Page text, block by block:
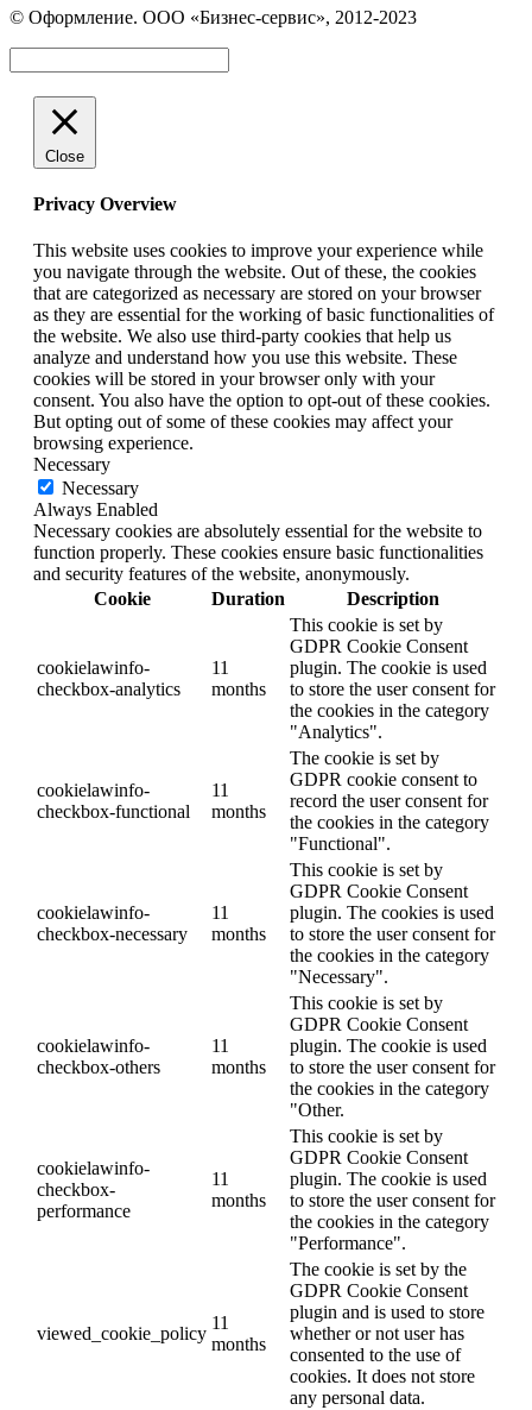
Вконтакте
открывается
в
новом
окне
WhatsApp
открывается
в
новом
окне
Telegram
открывается
в
новом
окне
© Оформление. ООО «Бизнес-сервис», 2012-2023
Close
Privacy Overview
This website uses cookies to improve your experience while
you navigate through the website. Out of these, the cookies
that are categorized as necessary are stored on your browser
as they are essential for the working of basic functionalities of
the website. We also use third-party cookies that help us
analyze and understand how you use this website. These
cookies will be stored in your browser only with your
consent. You also have the option to opt-out of these cookies.
But opting out of some of these cookies may affect your
browsing experience.
Necessary
Necessary
Always Enabled
Necessary cookies are absolutely essential for the website to
function properly. These cookies ensure basic functionalities
and security features of the website, anonymously.
Cookie
Duration Description
cookielawinfo-
checkbox-analytics
11
months
This cookie is set by
GDPR Cookie Consent
plugin. The cookie is used
to store the user consent for
the cookies in the category
"Analytics".
cookielawinfo-
checkbox-functional
11
months
The cookie is set by
GDPR cookie consent to
record the user consent for
the cookies in the category
"Functional".
cookielawinfo-
checkbox-necessary
11
months
This cookie is set by
GDPR Cookie Consent
plugin. The cookies is used
to store the user consent for
the cookies in the category
"Necessary".
cookielawinfo-
checkbox-others
11
months
This cookie is set by
GDPR Cookie Consent
plugin. The cookie is used
to store the user consent for
the cookies in the category
"Other.
cookielawinfo-
checkbox-
performance
11
months
This cookie is set by
GDPR Cookie Consent
plugin. The cookie is used
to store the user consent for
the cookies in the category
"Performance".
viewed_cookie_policy
11
months
The cookie is set by the
GDPR Cookie Consent
plugin and is used to store
whether or not user has
consented to the use of
cookies. It does not store
any personal data.